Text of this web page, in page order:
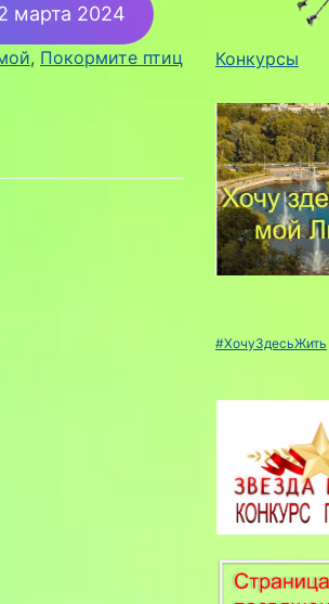
марта 2024
, Покормите птиц
Конкурсы
#ХочуЗдесьЖить